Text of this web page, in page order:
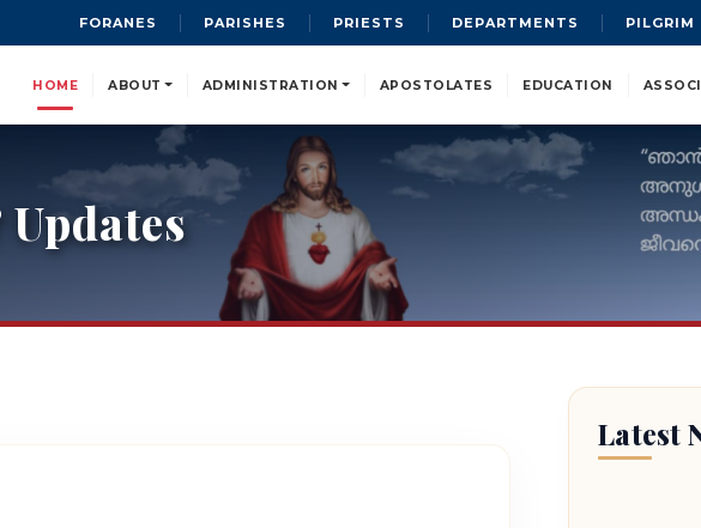
FORANES PARISHES PRIESTS DEPARTMENTS PILGRIM
HOME ABOUT ADMINISTRATION APOSTOLATES EDUCATION
Latest